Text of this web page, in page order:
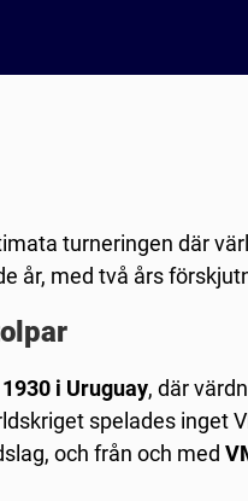
turneringen där
år, med två års
1930 i Uruguay, där
spelades inget
och från och med